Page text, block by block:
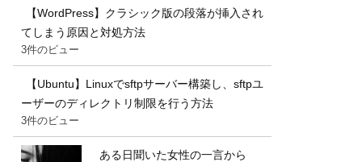
【WordPress】クラシック版の段落が挿入され
てしまう原因と対処方法
3件のビュー
【Ubuntu】Linuxでsftpサーバー構築し、sftpユ
ーザーのディレクトリ制限を行う方法
3件のビュー
ある日聞いた女性の一言から